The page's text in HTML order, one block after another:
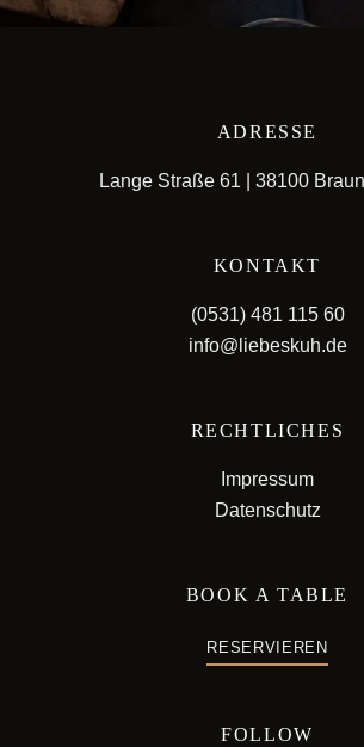
ADRESSE
Lange Straße 61 | 38100
KONTAKT
(0531) 481 115 60
info@liebeskuh.de
RECHTLICHES
Impressum
Datenschutz
BOOK A TABLE
RESERVIEREN
FOLLOW